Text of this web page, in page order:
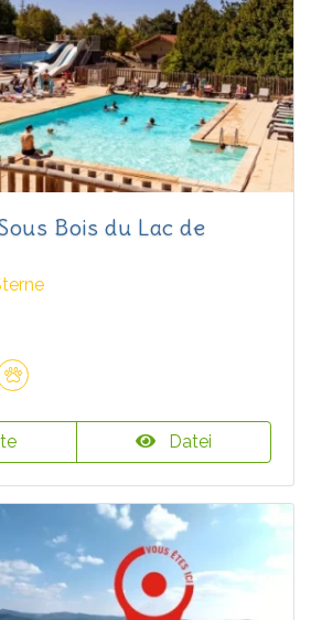
Bois du Lac de
Datei